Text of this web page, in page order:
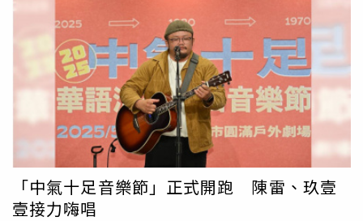
事誰人知〉、〈來去台東〉、〈舊情也綿綿〉等歌曲，重現
那個只要一開口就讓全場大合唱的年代。由台中市政府新聞
局主辦的《2025中氣十足華語流行金曲音樂節》，邀請陳
雷、沈文程、玖壹壹、永謙、五木&歐吉虎、Uncle
Motto、Multiverse和百合花、西屯純愛組和南方二重唱、
宋德鶴允成、旅人和林曉培、固定客與
乱彈阿翔
、傻子與白
痴等17組音樂人熱鬧開唱。
「中氣十足音樂節」正式開跑 陳雷、玖壹
壹接力嗨唱